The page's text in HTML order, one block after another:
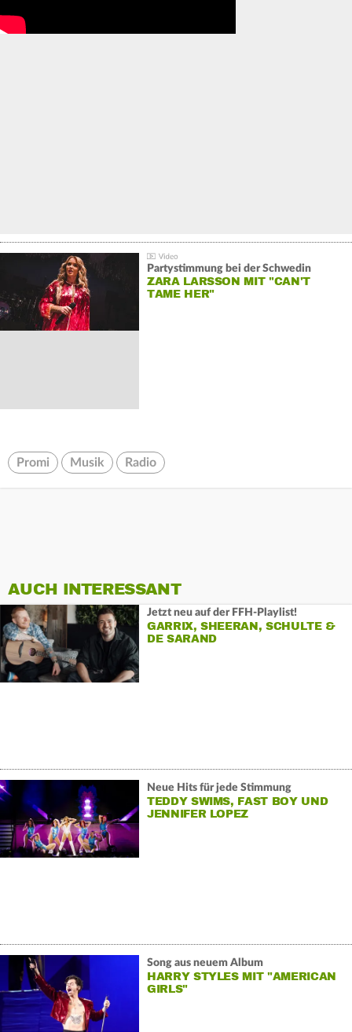
Partystimmung bei der Schwedin
ZARA LARSSON MIT "CAN'T
TAME HER"
Promi Musik Radio
AUCH INTERESSANT
Jetzt neu auf der FFH-Playlist!
GARRIX, SHEERAN, SCHULTE &
DE SARAND
Neue Hits für jede Stimmung
TEDDY SWIMS, FAST BOY UND
JENNIFER LOPEZ
Song aus neuem Album
HARRY STYLES MIT "AMERICAN
GIRLS"